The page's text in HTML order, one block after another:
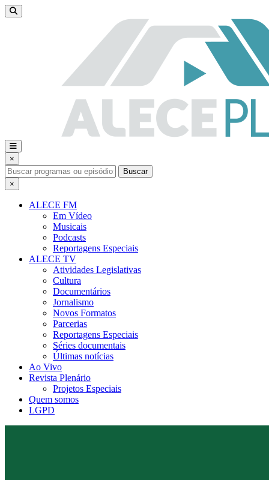
×
Buscar
×
ALECE FM
Em Vídeo
Musicais
Podcasts
Reportagens Especiais
ALECE TV
Atividades Legislativas
Cultura
Documentários
Jornalismo
Novos Formatos
Parcerias
Reportagens Especiais
Séries documentais
Últimas notícias
Ao Vivo
Revista Plenário
Projetos Especiais
Quem somos
LGPD